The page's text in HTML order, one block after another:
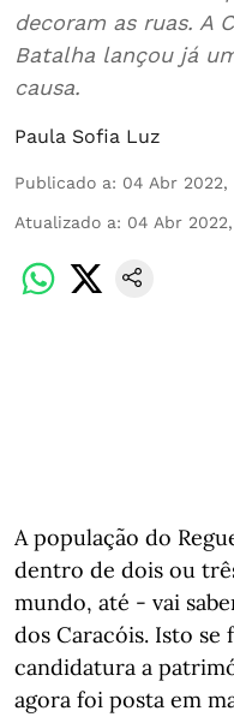
decoram as ruas. A
Batalha lançou já
causa.
Paula Sofia Luz
Publicado a: 04 Abr 2022,
Atualizado a: 04 Abr
A população do
dentro de dois ou
mundo, até - vai
dos Caracóis. Isto se
candidatura a
agora foi posta em